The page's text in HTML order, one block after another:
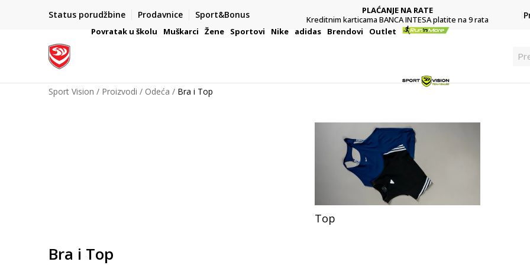
Status porudžbine Prodavnice Sport&Bonus
VAŽNO OBAVEŠTENJE ZA POTROŠAČE
PLAĆANJE NA RATE
Kreditnim karticama BANCA INTESA platite na 9 rata
Povratak u školu Muškarci Žene Sportovi Nike adidas Brendovi Outlet
Sport Vision Proizvodi Odeća Bra i Top
Top
Bra i Top